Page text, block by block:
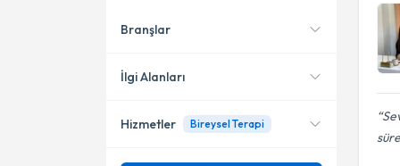
Merkezefendi
Pamukkale
Konumuma yakın uzmanları
Branşlar
Psikoloji
İlgi Alanları
Hizmetler Bireysel Terapi